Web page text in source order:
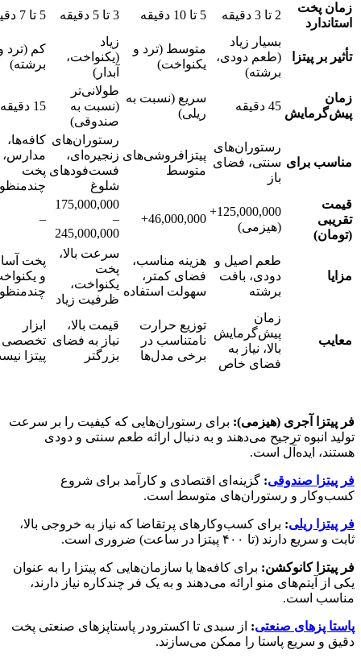
زمان پخت
استاندارد
2 تا 3 دقیقه 5 تا 10 دقیقه 3 تا 5 دقیقه 5 تا 7 دقیقه
تأثیر بر پیتزا
بسیار زیاد
(طعم دودی،
برشته)
متوسط (ترد و
یکنواخت)
زیاد
(یکنواخت،
آبدار)
کم (ترد
برشته)
زمان
پیش‌گرمایش
45 دقیقه
سریع (نسبت به
ریلی)
طولانی‌تر
(نسبت به
صندوقی)
15 دقیقه
مناسب برای
رستوران‌های
سنتی، فضای
باز
پیتزافروشی‌های
متوسط
رستوران‌های
زنجیره‌ای،
فست‌فودهای
شلوغ
کافه‌ها،
مدارس،
پخت
قیمت
تقریبی
(تومان)
125,000,000+
(هیزمی)
46,000,000+
175,000,000
–
245,000,000
–
مزایا
طعم اصیل و
دودی، بافت
برشته
هزینه مناسب،
فضای کمتر،
سهولت استفاده
سرعت بالا،
پخت
یکنواخت،
ظرفیت زیاد
پخت
و
معایب
زمان
پیش‌گرمایش
بالا، نیاز به
فضای خاص
توزیع حرارت
نامتناسب در
برخی مدل‌ها
قیمت بالا،
نیاز به فضای
بزرگتر
ابزار
تخصصی
پیتزا
فر پیتزا آجری (هیزمی): برای رستوران‌هایی که کیفیت را بر سرعت
تولید انبوه ترجیح می‌دهند و به دنبال ارائه طعم سنتی و دودی
هستند، ایده‌آل است.
فر پیتزا صندوقی: گزینه‌ای اقتصادی و کارآمد برای شروع
کسب‌وکار و رستوران‌های متوسط است.
فر پیتزا ریلی: برای کسب‌وکارهای پرتقاضا که نیاز به خروجی بالا،
ثابت و سریع دارند (تا ۴۰۰ پیتزا در ساعت) ضروری است.
فر پیتزا کانوکشن: برای کافه‌ها یا سازمان‌هایی که پیتزا را به عنوان
یکی از آیتم‌های منو ارائه می‌دهند و به یک فر چندکاره نیاز دارند،
مناسب است.
پاستا پزهای صنعتی: از سبدی تا اکسترودر پاستاپزهای صنعتی پخت
دقیق و سریع پاستا را ممکن می‌سازند.